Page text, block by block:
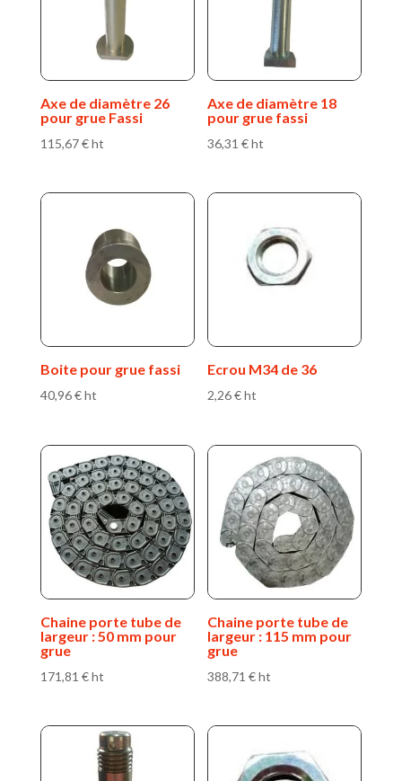
Axe de diamètre 26
pour grue Fassi
115,67€ht
Axe de diamètre 18
pour grue fassi
36,31€ht
Boite pour grue fassi
40,96€ht
Ecrou M34 de 36
2,26€ht
Chaine porte tube de
largeur : 50 mm pour
grue
171,81 €ht
Chaine porte tube de
largeur : 115 mm pour
grue
388,71€ht